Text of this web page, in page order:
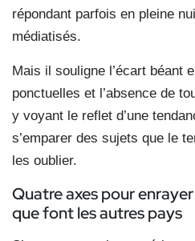
répondant parfois en pleine
médiatisés.
Mais il souligne l’écart béant
ponctuelles et l’absence de
y voyant le reflet d’une
s’emparer des sujets que le
les oublier.
Quatre axes pour
que font les autres pays